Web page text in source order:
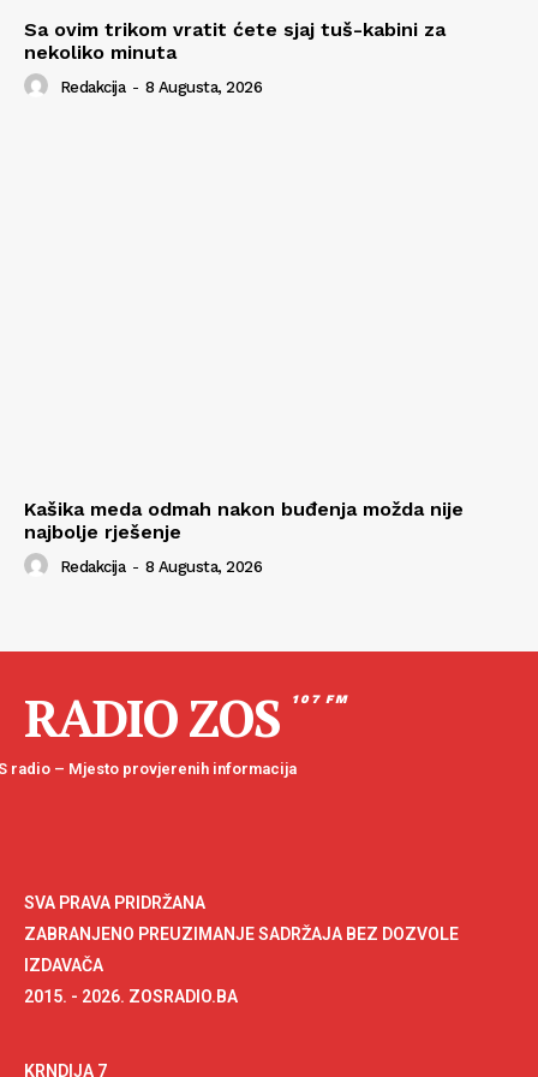
Sa ovim trikom vratit ćete sjaj tuš-kabini za
nekoliko minuta
Redakcija - 8 Augusta, 2026
Kašika meda odmah nakon buđenja možda nije
najbolje rješenje
Redakcija - 8 Augusta, 2026
RADIO ZOS 107 FM
radio – Mjesto provjerenih informacija
SVA PRAVA PRIDRŽANA
ZABRANJENO PREUZIMANJE SADRŽAJA BEZ DOZVOLE
IZDAVAČA
2015. - 2026. ZOSRADIO.BA
KRNDIJA 7